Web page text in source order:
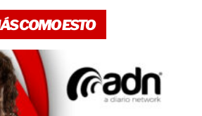
COMO ESTO